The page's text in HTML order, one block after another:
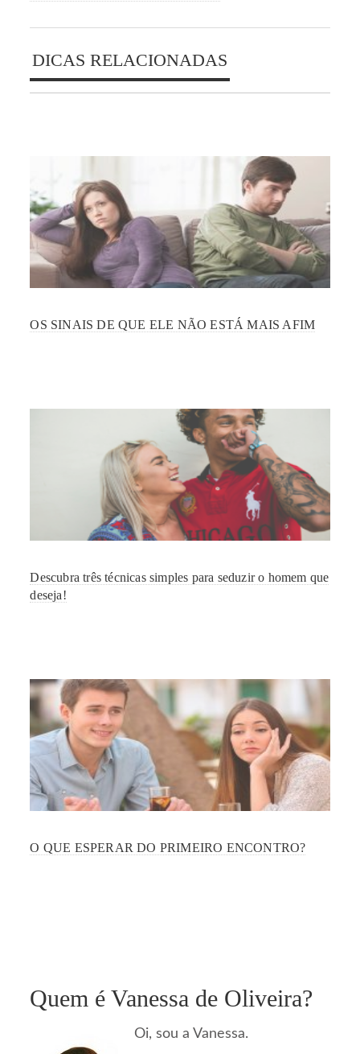
DICAS RELACIONADAS
OS SINAIS DE QUE ELE NÃO ESTÁ MAIS AFIM
Descubra três técnicas simples para seduzir o homem que
deseja!
O QUE ESPERAR DO PRIMEIRO ENCONTRO?
Quem é Vanessa de Oliveira?
Oi, sou a Vanessa.